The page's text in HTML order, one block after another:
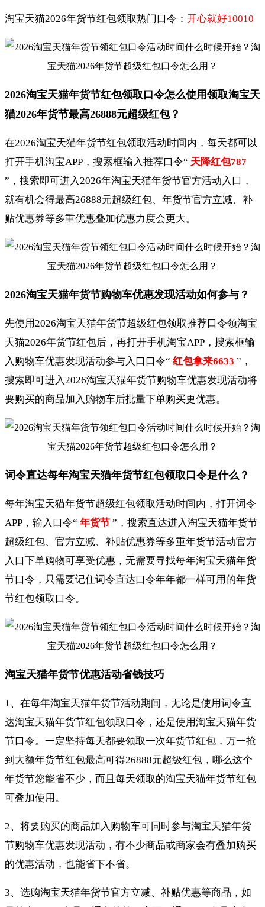
淘宝天猫2026年货节红包领取热门口令： 开心就好10010
2026淘宝天猫年货节红包领取口令怎么使用领取淘宝天
猫2026年货节最高26888元超级红包？
在2026淘宝天猫年货节红包领取活动时间内，每天都可以
打开手机淘宝APP，搜索框输入推荐口令“ 天降红包787
”，搜索即可进入2026年淘宝天猫年货节官方活动入口，
就有机会得最高26888元超级红包、年货节官方立减、补
贴优惠券等多重优惠叠加优惠力度会更大。
2026淘宝天猫年货节购物车优惠发现活动如何参与？
先使用2026淘宝天猫年货节超级红包领取推荐口令领淘宝
天猫2026年货节红包后，再打开手机淘宝APP，搜索框输
入购物车优惠发现活动参与入口口令“ 红包拿来6633 ”，
搜索即可进入2026淘宝天猫年货节购物车优惠发现活动将
要购买的商品加入购物车后批量下单购买更优惠。
词令直达每年淘宝天猫年货节红包领取口令是什么？
每年淘宝天猫年货节超级红包领取活动时间内，打开词令
APP，输入口令“ 年货节 ”，搜索直达进入淘宝天猫年货节
超级红包、官方立减、补贴优惠券等多重年货节活动官方
入口下单购物可享受优惠，无需要寻找每年淘宝天猫年货
节口令，只需要记住词令直达口令年年都一样可用的年货
节红包领取口令。
淘宝天猫年货节优惠活动省钱技巧
1、在每年淘宝天猫年货节活动期间，无论是使用词令直
达淘宝天猫年货节红包领取口令，还是使用淘宝天猫年货
节口令。一定坚持每天都要领取一次年货节红包，万一抢
到大额年货节红包最高可得26888元超级红包，哪么这个
年货节您能省不少，而且每天领取的淘宝天猫年货节红包
可叠加使用。
2、将要购买的商品加入购物车可同时参与淘宝天猫年货
节购物车优惠发现活动，有不少商品或商家会有叠加购买
的优惠活动，也能省下不省。
3、选购淘宝天猫年货节官方立减、补贴优惠等商品，如